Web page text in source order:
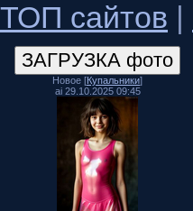
ТОП сайтов |
Новое [Купальники]
ai 29.10.2025 09:45